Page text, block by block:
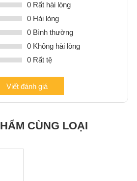
0 Rất hài lòng
0 Hài lòng
0 Bình thường
0 Không hài lòng
0 Rất tệ
Viết đánh giá
CÙNG LOẠI